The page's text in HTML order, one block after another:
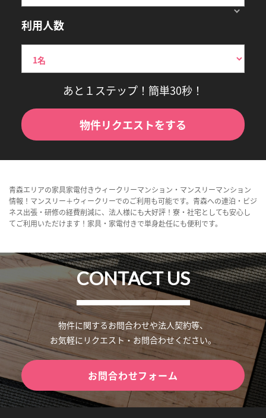
利用人数
あと１ステップ！簡単30秒！
物件リクエストをする
青森エリアの家具家電付きウィークリーマンション・マンスリーマンション
情報！マンスリー＋ウィークリーでのご利用も可能です。青森への連泊・ビジ
ネス出張・研修の経費削減に、法人様にも大好評！寮・社宅としても安心し
てご利用いただけます！家具・家電付きで単身赴任にも便利です。
CONTACT US
物件に関するお問合わせや法人契約等、
お気軽にリクエスト・お問合わせください。
お問合わせフォーム